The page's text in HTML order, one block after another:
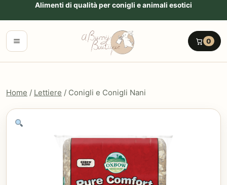
Vai al contenutoAlimenti di qualità per conigli e animali esotici
Menu 0
Home / Lettiere / Conigli e Conigli Nani